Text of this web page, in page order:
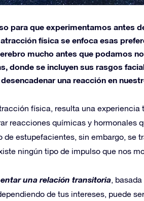
para que experimentamos antes
física se enfoca esas
mucho antes que podamos
donde se incluyen sus rasgos
una reacción en
física, resulta una experiencia
reacciones químicas y hormonales
estupefacientes, sin embargo, se
ningún tipo de impulso que nos
una relación transitoria,
de tus intereses, puede